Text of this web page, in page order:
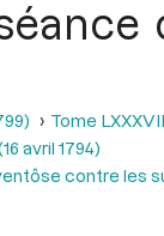
Tome
avril 1794)
contre les